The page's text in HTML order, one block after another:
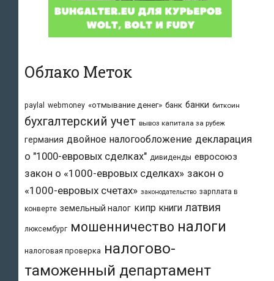
Облако Меток
paylal webmoney «отмывание денег» банк банки биткоин
бухгалтерский учет вывоз капитала за рубеж
германия двойное налогообложение декларация
о "1000-евровых сделках" дивиденды евросоюз
закон о «1000-евровых сделках» закон о
«1000-евровых счетах» законодательство зарплата в
конверте земельный налог кипр книги латвия
люксембург мошенничество налоги
налоговая проверка налогово-
таможенный департамент